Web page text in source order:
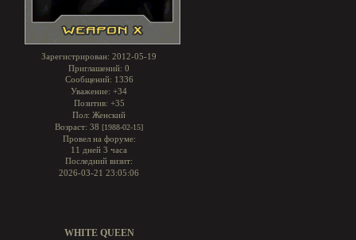
Зарегистрирован: 2012-05-19
Приглашений: 0
Сообщений: 1336
Уважение: +34
Позитив: +35
Пол: Женский
Возраст: 38 [1988-02-15]
Провел на форуме:
11 дней 3 часа
Последний визит:
2026-03-21 23:05:06
WHITE QUEEN